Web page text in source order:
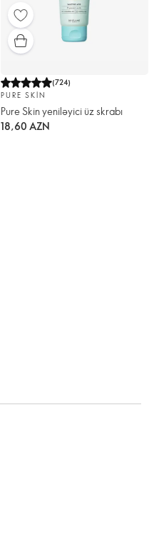
(724)
PURE SKIN
Pure Skin yeniləyici üz skrabı
18,60 AZN